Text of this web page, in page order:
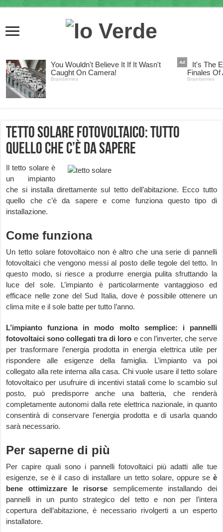
Tetto solare fotovoltaico: tutto
quello che c’è da sapere
Il tetto solare è
un impianto
che si installa direttamente sul tetto dell’abitazione. Ecco tutto
quello che c’è da sapere e come funziona questo tipo di
installazione.
Come funziona
Un tetto solare fotovoltaico non è altro che una serie di pannelli
fotovoltaici che vengono messi al posto delle tegole del tetto. In
questo modo, si riesce a produrre energia pulita sfruttando la
luce del sole. L’impianto è particolarmente vantaggioso ed
efficace nelle zone del Sud Italia, dove è possibile ottenere un
clima mite e il sole batte per tutto l’anno.
L’impianto funziona in modo molto semplice: i pannelli
fotovoltaici sono collegati tra di loro e con l’inverter, che serve
per trasformare l’energia prodotta in energia elettrica utile per
rispondere alle esigenze della famiglia. L’impianto va poi
collegato alla rete interna alla casa. Chi vuole usare il tetto solare
fotovoltaico per usufruire di incentivi statali come lo scambio sul
posto, può predisporre anche una batteria, che renderà
completamente autonomi dalla rete elettrica nazionale, in quanto
consentirà di conservare l’energia prodotta e di usarla quando
sarà necessario.
Per saperne di più
Per capire quali sono i pannelli fotovoltaici più adatti alle tue
esigenze, se è il caso di installare un tetto solare, oppure seè
bene ottimizzare le risorse semplicemente installando dei
pannelli in un punto strategico del tetto e non per l’intera
copertura dell’abitazione, è necessario rivolgerti a un esperto
installatore.